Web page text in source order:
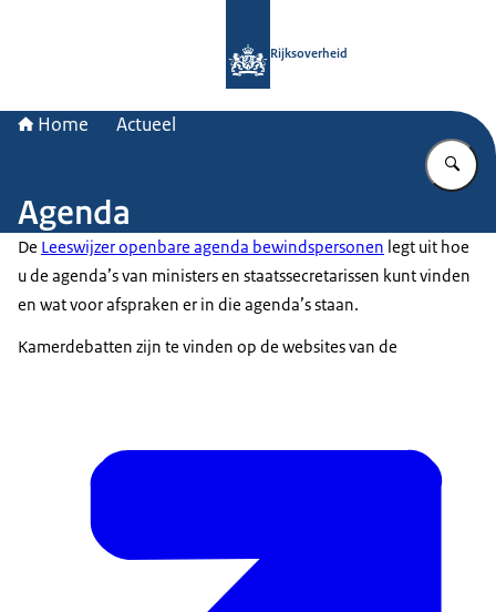
Rijksoverheid
Home Actueel
Agenda
De Leeswijzer openbare agenda bewindspersonen legt uit hoe
u de agenda’s van ministers en staatssecretarissen kunt vinden
en wat voor afspraken er in die agenda’s staan.
Kamerdebatten zijn te vinden op de websites van de